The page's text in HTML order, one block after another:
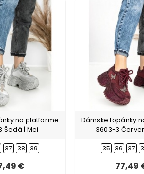
na platforme
Šedá | Mei
37 38 39
€
Dámske topánky
3603-3
35 36 37
77,49